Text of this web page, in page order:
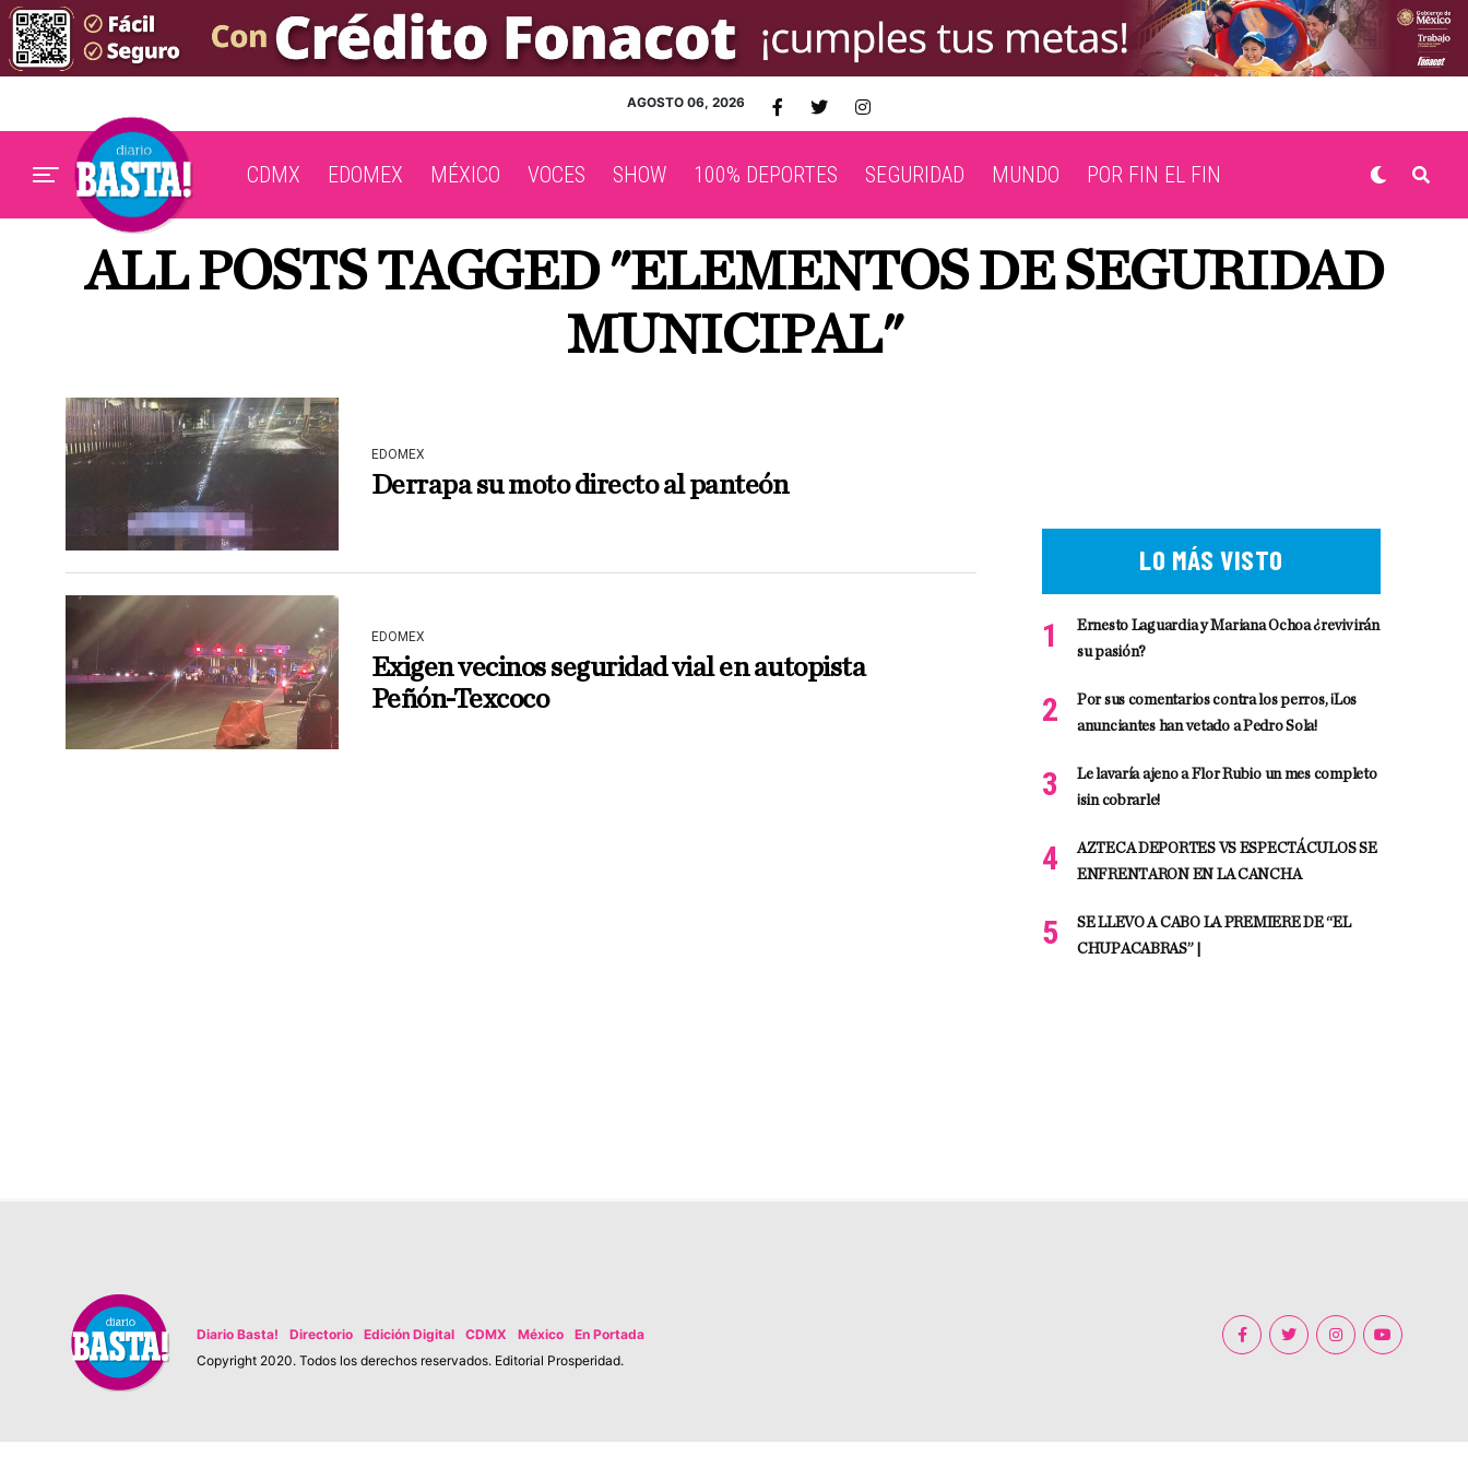
AGOSTO 06, 2026
CDMX EDOMEX MÉXICO VOCES SHOW 100% DEPORTES SEGURIDAD MUNDO POR FIN EL FIN
ALL POSTS TAGGED "ELEMENTOS DE SEGURIDAD
MUNICIPAL"
EDOMEX
Derrapa su moto directo al panteón
EDOMEX
Exigen vecinos seguridad vial en autopista
Peñón-Texcoco
LO MÁS VISTO
Ernesto Laguardia y Mariana Ochoa ¿revivirán
su pasión?
Por sus comentarios contra los perros, ¡Los
anunciantes han vetado a Pedro Sola!
Le lavaría ajeno a Flor Rubio un mes completo
¡sin cobrarle!
AZTECA DEPORTES VS ESPECTÁCULOS SE
ENFRENTARON EN LA CANCHA
SE LLEVO A CABO LA PREMIERE DE “EL
CHUPACABRAS” |
Diario Basta! Directorio Edición Digital CDMX México
En Portada
Copyright 2020. Todos los derechos reservados. Editorial Prosperidad.